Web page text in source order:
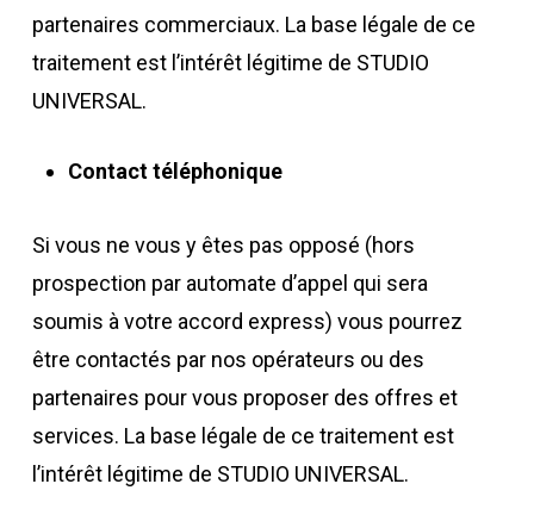
partenaires commerciaux. La base légale de ce
traitement est l’intérêt légitime de STUDIO
UNIVERSAL.
Contact téléphonique
Si vous ne vous y êtes pas opposé (hors
prospection par automate d’appel qui sera
soumis à votre accord express) vous pourrez
être contactés par nos opérateurs ou des
partenaires pour vous proposer des offres et
services. La base légale de ce traitement est
l’intérêt légitime de STUDIO UNIVERSAL.